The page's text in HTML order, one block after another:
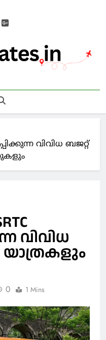
വിവിധ ബജറ്റ്
വിവിധ
യാത്രകളും
0 1 Mins